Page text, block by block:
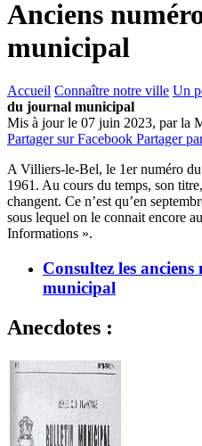
Anciens
municipal
Accueil Connaître notre ville Un
du journal municipal
Mis à jour le 07 juin 2023, par la
Partager sur Facebook Partager
A Villiers-le-Bel, le 1er numéro
1961. Au cours du temps, son
changent. Ce n’est qu’en
sous lequel on le connait encore
Informations ».
Consultez les
municipal
Anecdotes :